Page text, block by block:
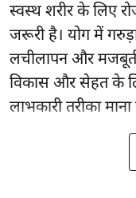
स्वस्थ शरीर के लिए
जरूरी है। योगमें
लचीलापन और
विकास और सेहत के
लाभकारी तरीका माना